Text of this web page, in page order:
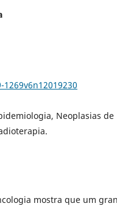
Neoplasias de
mostra que um